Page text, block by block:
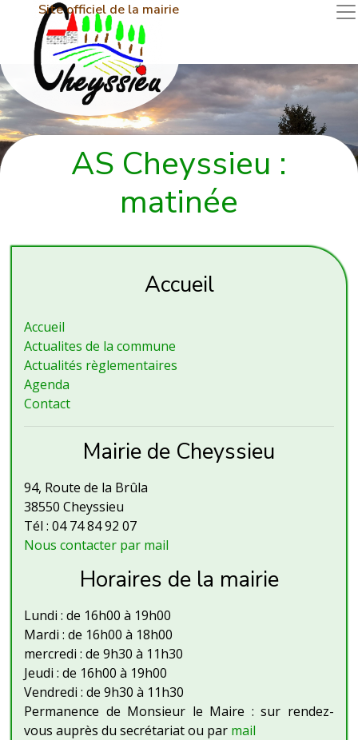
Site officiel de la mairie
AS Cheyssieu :
matinée
Accueil
Accueil
Actualites de la commune
Actualités règlementaires
Agenda
Contact
Mairie de Cheyssieu
94, Route de la Brûla
38550 Cheyssieu
Tél : 04 74 84 92 07
Nous contacter par mail
Horaires de la mairie
Lundi : de 16h00 à 19h00
Mardi : de 16h00 à 18h00
mercredi : de 9h30 à 11h30
Jeudi : de 16h00 à 19h00
Vendredi : de 9h30 à 11h30
Permanence de Monsieur le Maire : sur rendez-
vous auprès du secrétariat ou par mail